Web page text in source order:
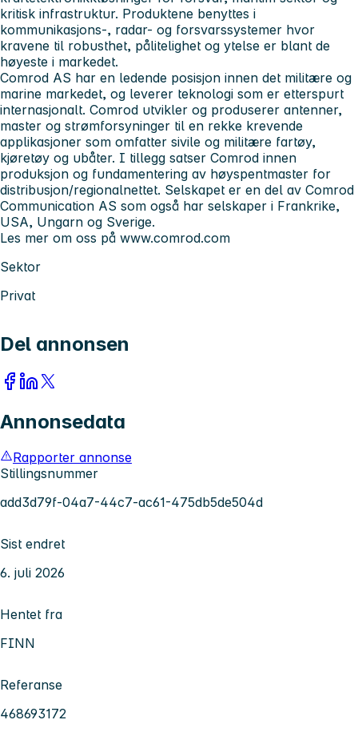
kritisk infrastruktur. Produktene benyttes i
kommunikasjons-, radar- og forsvarssystemer hvor
kravene til robusthet, pålitelighet og ytelse er blant de
høyeste i markedet.
Comrod AS har en ledende posisjon innen det militære og
marine markedet, og leverer teknologi som er etterspurt
internasjonalt. Comrod utvikler og produserer antenner,
master og strømforsyninger til en rekke krevende
applikasjoner som omfatter sivile og militære fartøy,
kjøretøy og ubåter. I tillegg satser Comrod innen
produksjon og fundamentering av høyspentmaster for
distribusjon/regionalnettet. Selskapet er en del av Comrod
Communication AS som også har selskaper i Frankrike,
USA, Ungarn og Sverige.
Les mer om oss på www.comrod.com
Sektor
Privat
Del annonsen
Annonsedata
Rapporter annonse
Stillingsnummer
add3d79f-04a7-44c7-ac61-475db5de504d
Sist endret
6. juli 2026
Hentet fra
FINN
Referanse
468693172